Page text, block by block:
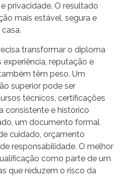
privacidade. O resultado
mais estável, segura e
transformar o diploma
reputação e
têm peso. Um
superior pode ser
técnicos, certificações
consistente e histórico
um documento formal
cuidado, orçamento
responsabilidade. O melhor
como parte de um
que reduzem o risco da